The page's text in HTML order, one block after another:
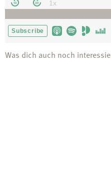
Was dich auch noch